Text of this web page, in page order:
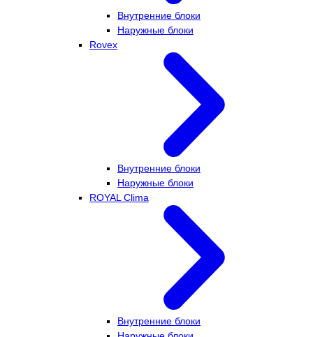
Внутренние блоки
Наружные блоки
Rovex
Внутренние блоки
Наружные блоки
ROYAL Clima
Внутренние блоки